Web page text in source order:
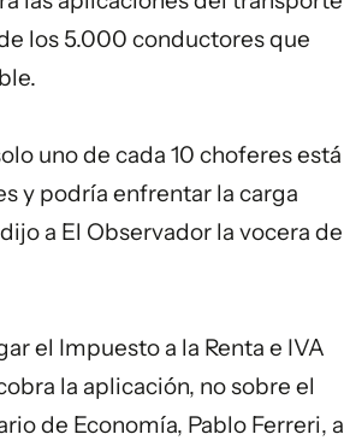
los 5.000 conductores que
uno de cada 10 choferes está
y podría enfrentar la carga
a El Observador la vocera de
el Impuesto a la Renta e IVA
la aplicación, no sobre el
de Economía, Pablo Ferreri, a